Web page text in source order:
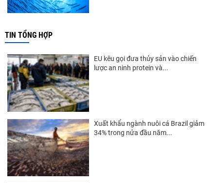
TIN TỔNG HỢP
EU kêu gọi đưa thủy sản vào chiến
lược an ninh protein và...
Xuất khẩu ngành nuôi cá Brazil giảm
34% trong nửa đầu năm...